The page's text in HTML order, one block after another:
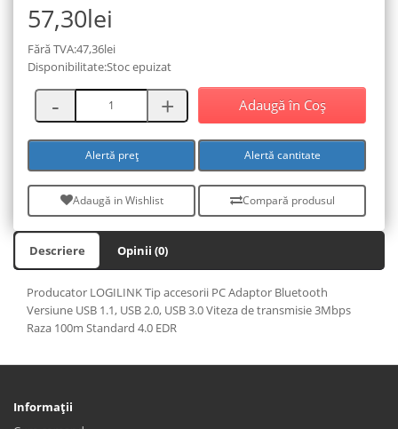
57,30lei
Fără TVA:47,36lei
Disponibilitate:Stoc epuizat
Adaugă în Coş
Alertă preț Alertă cantitate
Adaugă in Wishlist Compară produsul
Descriere Opinii (0)
Producator LOGILINK Tip accesorii PC Adaptor Bluetooth
Versiune USB 1.1, USB 2.0, USB 3.0 Viteza de transmisie 3Mbps
Raza 100m Standard 4.0 EDR
Informaţii